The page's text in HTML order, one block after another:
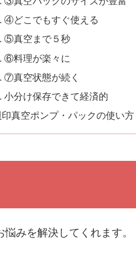
④どこでもすぐ使える
⑤真空まで５秒
⑥料理が楽々に
⑦真空状態が続く
小分け保存できて経済的
印真空ポンプ・パックの使い方
みを解決してくれます。